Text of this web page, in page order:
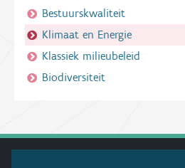
Bestuurskwaliteit
Klimaat en Energie
Klassiek milieubeleid
Biodiversiteit